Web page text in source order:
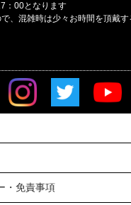
：00となります
、混雑時は少々お時間を頂戴
・免責事項